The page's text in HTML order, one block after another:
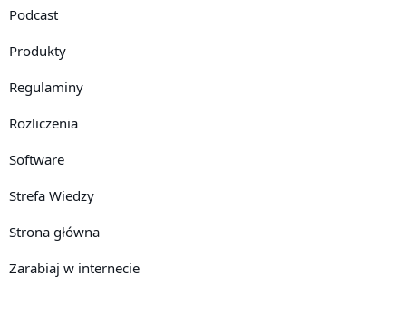
Podcast
Produkty
Regulaminy
Rozliczenia
Software
Strefa Wiedzy
Strona główna
Zarabiaj w internecie